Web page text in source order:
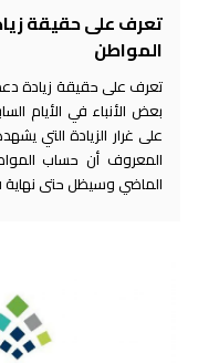
تعرف على حقيقة
المواطن
تعرف على حقيقة زيادة
بعض الأنباء في الأيام
على غرار الزيادة التي
المعروف أن حساب
الماضي وسيظل حتى